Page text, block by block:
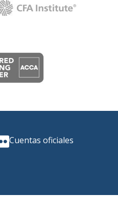
Cuentas oficiales